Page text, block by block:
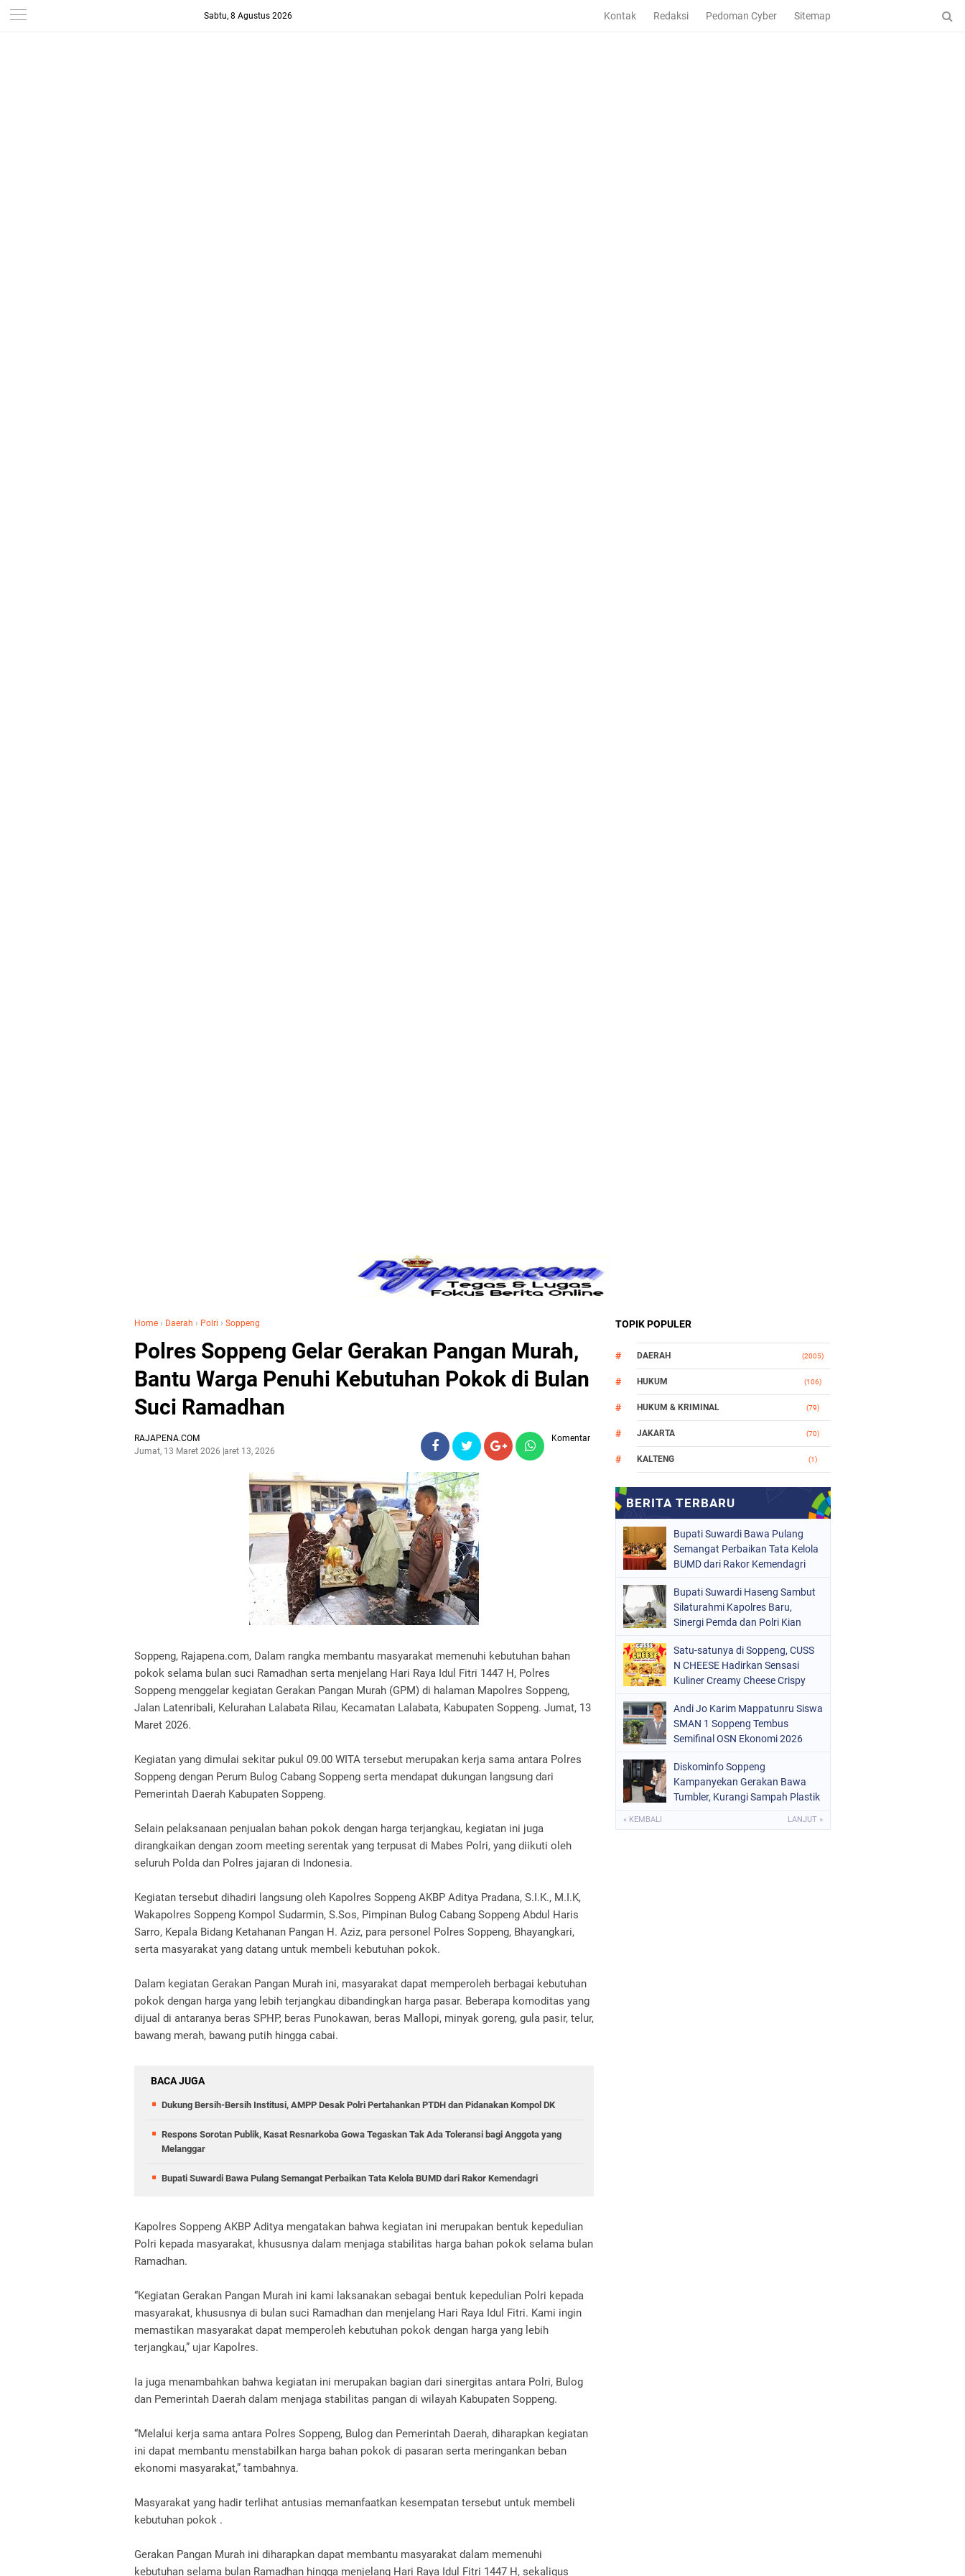
Sabtu, 8 Agustus 2026 Kontak Redaksi Pedoman Cyber Sitemap
Home › Daerah › Polri › Soppeng
Polres Soppeng Gelar Gerakan Pangan Murah,
Bantu Warga Penuhi Kebutuhan Pokok di Bulan
Suci Ramadhan
RAJAPENA.COM
Jumat, 13 Maret 2026Maret 13, 2026
Komentar
Soppeng, Rajapena.com, Dalam rangka membantu masyarakat memenuhi kebutuhan bahan
pokok selama bulan suci Ramadhan serta menjelang Hari Raya Idul Fitri 1447 H, Polres
Soppeng menggelar kegiatan Gerakan Pangan Murah (GPM) di halaman Mapolres Soppeng,
Jalan Latenribali, Kelurahan Lalabata Rilau, Kecamatan Lalabata, Kabupaten Soppeng. Jumat, 13
Maret 2026.
Kegiatan yang dimulai sekitar pukul 09.00 WITA tersebut merupakan kerja sama antara Polres
Soppeng dengan Perum Bulog Cabang Soppeng serta mendapat dukungan langsung dari
Pemerintah Daerah Kabupaten Soppeng.
Selain pelaksanaan penjualan bahan pokok dengan harga terjangkau, kegiatan ini juga
dirangkaikan dengan zoom meeting serentak yang terpusat di Mabes Polri, yang diikuti oleh
seluruh Polda dan Polres jajaran di Indonesia.
Kegiatan tersebut dihadiri langsung oleh Kapolres Soppeng AKBP Aditya Pradana, S.I.K., M.I.K,
Wakapolres Soppeng Kompol Sudarmin, S.Sos, Pimpinan Bulog Cabang Soppeng Abdul Haris
Sarro, Kepala Bidang Ketahanan Pangan H. Aziz, para personel Polres Soppeng, Bhayangkari,
serta masyarakat yang datang untuk membeli kebutuhan pokok.
Dalam kegiatan Gerakan Pangan Murah ini, masyarakat dapat memperoleh berbagai kebutuhan
pokok dengan harga yang lebih terjangkau dibandingkan harga pasar. Beberapa komoditas yang
dijual di antaranya beras SPHP, beras Punokawan, beras Mallopi, minyak goreng, gula pasir, telur,
bawang merah, bawang putih hingga cabai.
BACA JUGA
Dukung Bersih-Bersih Institusi, AMPP Desak Polri Pertahankan PTDH dan Pidanakan Kompol DK
Respons Sorotan Publik, Kasat Resnarkoba Gowa Tegaskan Tak Ada Toleransi bagi Anggota yang
Melanggar
Bupati Suwardi Bawa Pulang Semangat Perbaikan Tata Kelola BUMD dari Rakor Kemendagri
Kapolres Soppeng AKBP Aditya mengatakan bahwa kegiatan ini merupakan bentuk kepedulian
Polri kepada masyarakat, khususnya dalam menjaga stabilitas harga bahan pokok selama bulan
Ramadhan.
“Kegiatan Gerakan Pangan Murah ini kami laksanakan sebagai bentuk kepedulian Polri kepada
masyarakat, khususnya di bulan suci Ramadhan dan menjelang Hari Raya Idul Fitri. Kami ingin
memastikan masyarakat dapat memperoleh kebutuhan pokok dengan harga yang lebih
terjangkau,” ujar Kapolres.
Ia juga menambahkan bahwa kegiatan ini merupakan bagian dari sinergitas antara Polri, Bulog
dan Pemerintah Daerah dalam menjaga stabilitas pangan di wilayah Kabupaten Soppeng.
“Melalui kerja sama antara Polres Soppeng, Bulog dan Pemerintah Daerah, diharapkan kegiatan
ini dapat membantu menstabilkan harga bahan pokok di pasaran serta meringankan beban
ekonomi masyarakat,” tambahnya.
Masyarakat yang hadir terlihat antusias memanfaatkan kesempatan tersebut untuk membeli
kebutuhan pokok .
Gerakan Pangan Murah ini diharapkan dapat membantu masyarakat dalam memenuhi
kebutuhan selama bulan Ramadhan hingga menjelang Hari Raya Idul Fitri 1447 H, sekaligus
TOPIK POPULER
DAERAH (2005)
HUKUM (106)
HUKUM & KRIMINAL (79)
JAKARTA (70)
KALTENG (1)
MAKASSAR
(748)
ORGANISASI
PERISTIWA
POLITIK (157)
POLRI
SULSEL
Bupati Suwardi Bawa Pulang
Semangat Perbaikan Tata Kelola
BUMD dari Rakor Kemendagri
Bupati Suwardi Haseng Sambut
Silaturahmi Kapolres Baru,
Sinergi Pemda dan Polri Kian
Satu-satunya di Soppeng, CUSS
N CHEESE Hadirkan Sensasi
Kuliner Creamy Cheese Crispy
Andi Jo Karim Mappatunru Siswa
SMAN 1 Soppeng Tembus
Semifinal OSN Ekonomi 2026
Diskominfo Soppeng
Kampanyekan Gerakan Bawa
Tumbler, Kurangi Sampah Plastik
« KEMBALI LANJUT »